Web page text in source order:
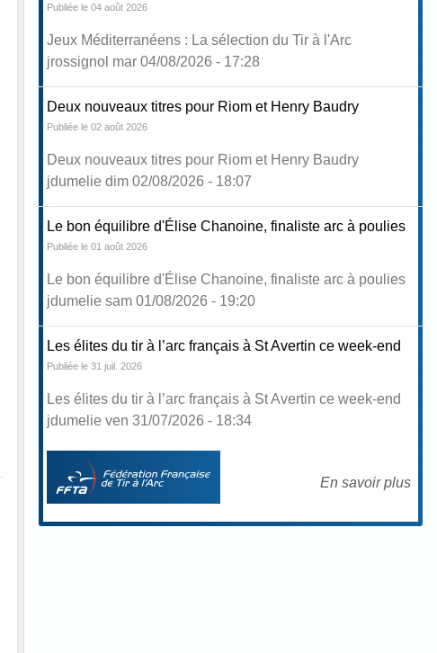
Publiée le 04 août 2026
Jeux Méditerranéens : La sélection du Tir à l'Arc
jrossignol mar 04/08/2026 - 17:28
Deux nouveaux titres pour Riom et Henry Baudry
Publiée le 02 août 2026
Deux nouveaux titres pour Riom et Henry Baudry
jdumelie dim 02/08/2026 - 18:07
Le bon équilibre d'Élise Chanoine, finaliste arc à poulies
Publiée le 01 août 2026
Le bon équilibre d'Élise Chanoine, finaliste arc à poulies
jdumelie sam 01/08/2026 - 19:20
Les élites du tir à l’arc français à St Avertin ce week-end
Publiée le 31 juil. 2026
Les élites du tir à l’arc français à St Avertin ce week-end
jdumelie ven 31/07/2026 - 18:34
En savoir plus